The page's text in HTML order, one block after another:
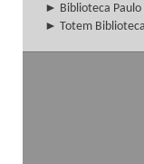
► Biblioteca Paulo
► Totem